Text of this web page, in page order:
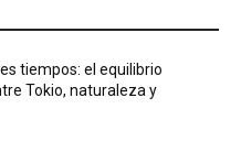
tiempos: el equilibrio
Tokio, naturaleza y